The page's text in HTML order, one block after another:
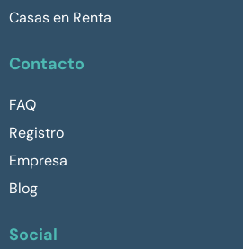
Casas en Renta
Contacto
FAQ
Registro
Empresa
Blog
Social